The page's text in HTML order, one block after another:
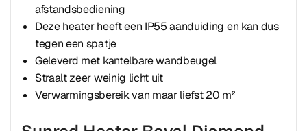
afstandsbediening
Deze heater heeft een IP55 aanduiding en kan dus
tegen een spatje
Geleverd met kantelbare wandbeugel
Straalt zeer weinig licht uit
Verwarmingsbereik van maar liefst 20 m²